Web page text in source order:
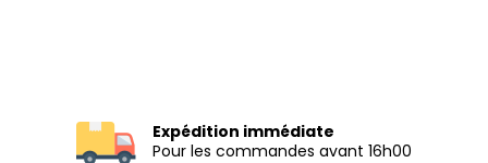
Expédition immédiate
Pour les commandes avant 16h00